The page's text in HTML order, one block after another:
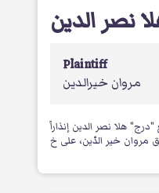
نصر الدين
Plaintiff
مروان خيرالدين
هلا نصر الدين إنذاراً